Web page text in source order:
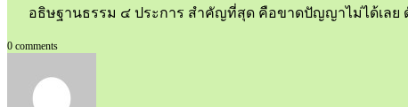
อธิษฐานธรรม ๔ ประการ สำคัญที่สุด คือขาดปัญญาไม่ได้เลย
0 comments